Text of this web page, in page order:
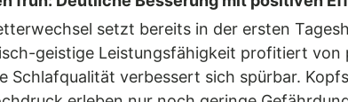
setzt bereits in der ersten
geistige Leistungsfähigkeit profitiert von
Schlafqualität verbessert sich spürbar.